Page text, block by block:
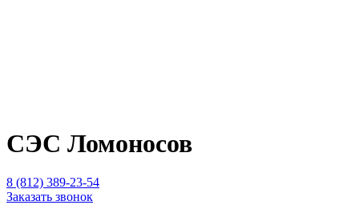
СЭС Ломоносов
8 (812) 389-23-54
Заказать звонок